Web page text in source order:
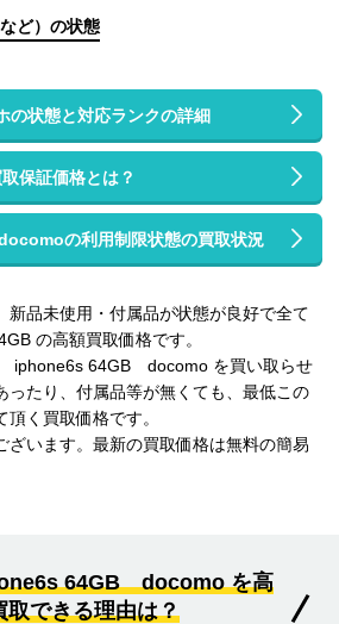
ど）の状態
の状態と対応ランクの詳細
取保証価格とは？
の利用制限状態の買取状況
新品未使用・付属品が状態が良好で全て
の高額買取価格です。
iphone6s 64GB docomo を買い取らせ
ったり、付属品等が無くても、最低この
く買取価格です。
ざいます。最新の買取価格は無料の簡易
64GB docomo を高
取できる理由は？